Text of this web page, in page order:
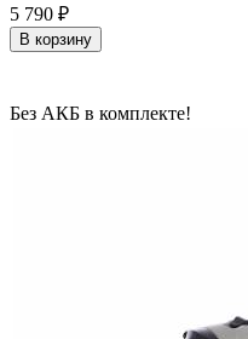
5 790 ₽
В корзину
Без АКБ в комплекте!